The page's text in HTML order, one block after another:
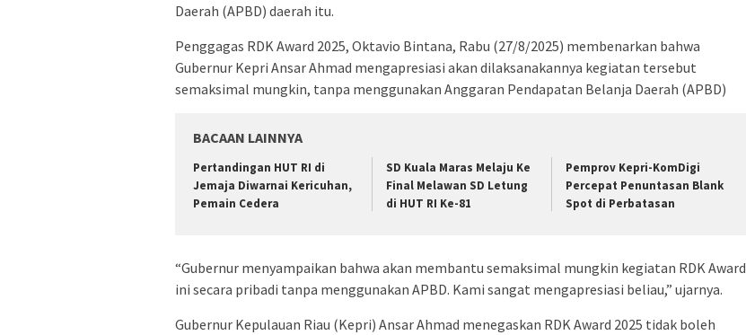
Daerah (APBD) daerah itu.
Penggagas RDK Award 2025, Oktavio Bintana, Rabu (27/8/2025) membenarkan bahwa
Gubernur Kepri Ansar Ahmad mengapresiasi akan dilaksanakannya kegiatan tersebut
semaksimal mungkin, tanpa menggunakan Anggaran Pendapatan Belanja Daerah (APBD)
BACAAN LAINNYA
Pertandingan HUT RI di
Jemaja Diwarnai Kericuhan,
Pemain Cedera
SD Kuala Maras Melaju Ke
Final Melawan SD Letung
di HUT RI Ke-81
Pemprov Kepri-KomDigi
Percepat Penuntasan Blank
Spot di Perbatasan
“Gubernur menyampaikan bahwa akan membantu semaksimal mungkin kegiatan RDK Award
ini secara pribadi tanpa menggunakan APBD. Kami sangat mengapresiasi beliau,” ujarnya.
Gubernur Kepulauan Riau (Kepri) Ansar Ahmad menegaskan RDK Award 2025 tidak boleh